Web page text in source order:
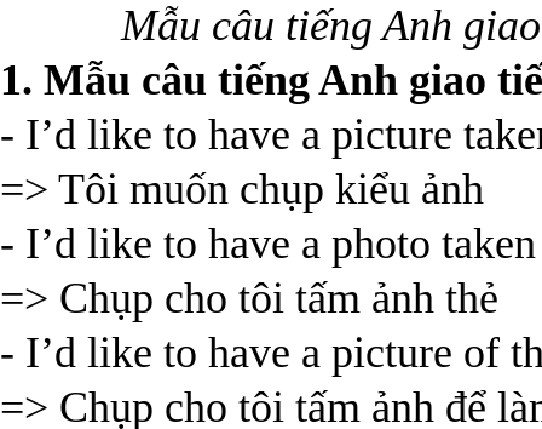
Mẫu câu tiếng Anh
1. Mẫu câu tiếng Anh giao
- I’d like to have a picture
=> Tôi muốn chụp kiểu ảnh
- I’d like to have a photo
=> Chụp cho tôi tấm ảnh thẻ
- I’d like to have a picture of
=> Chụp cho tôi tấm ảnh để